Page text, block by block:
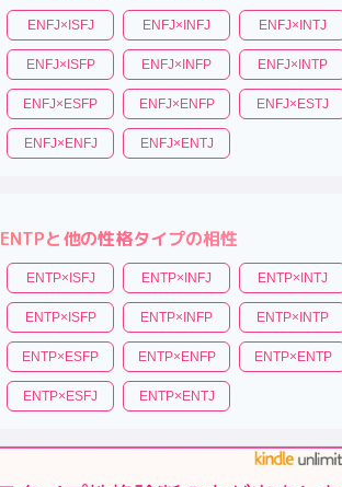
ENFJ× ISFJ ENFJ× INFJ ENFJ× INTJ
ENFJ× ISFP ENFJ× INFP ENFJ× INTP
ENFJ× ESFP ENFJ× ENFP ENFJ× ESTJ
ENFJ× ENFJ ENFJ× ENTJ
ENTPと他の性格タイプの相性
ENTP× ISFJ ENTP× INFJ ENTP× INTJ
ENTP× ISFP ENTP× INFP ENTP× INTP
ENTP× ESFP ENTP× ENFP ENTP× ENTP
ENTP× ESFJ ENTP× ENTJ